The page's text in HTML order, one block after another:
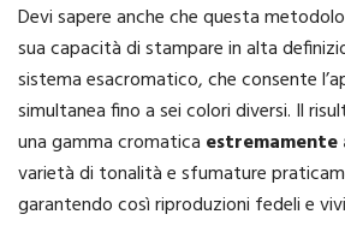
Devi sapere anche che questa
sua capacità di stampare in alta
sistema esacromatico, che consente
simultanea fino a sei colori diversi. Il
una gamma cromatica estremamente
varietà di tonalità e sfumature
garantendo così riproduzioni fedeli e